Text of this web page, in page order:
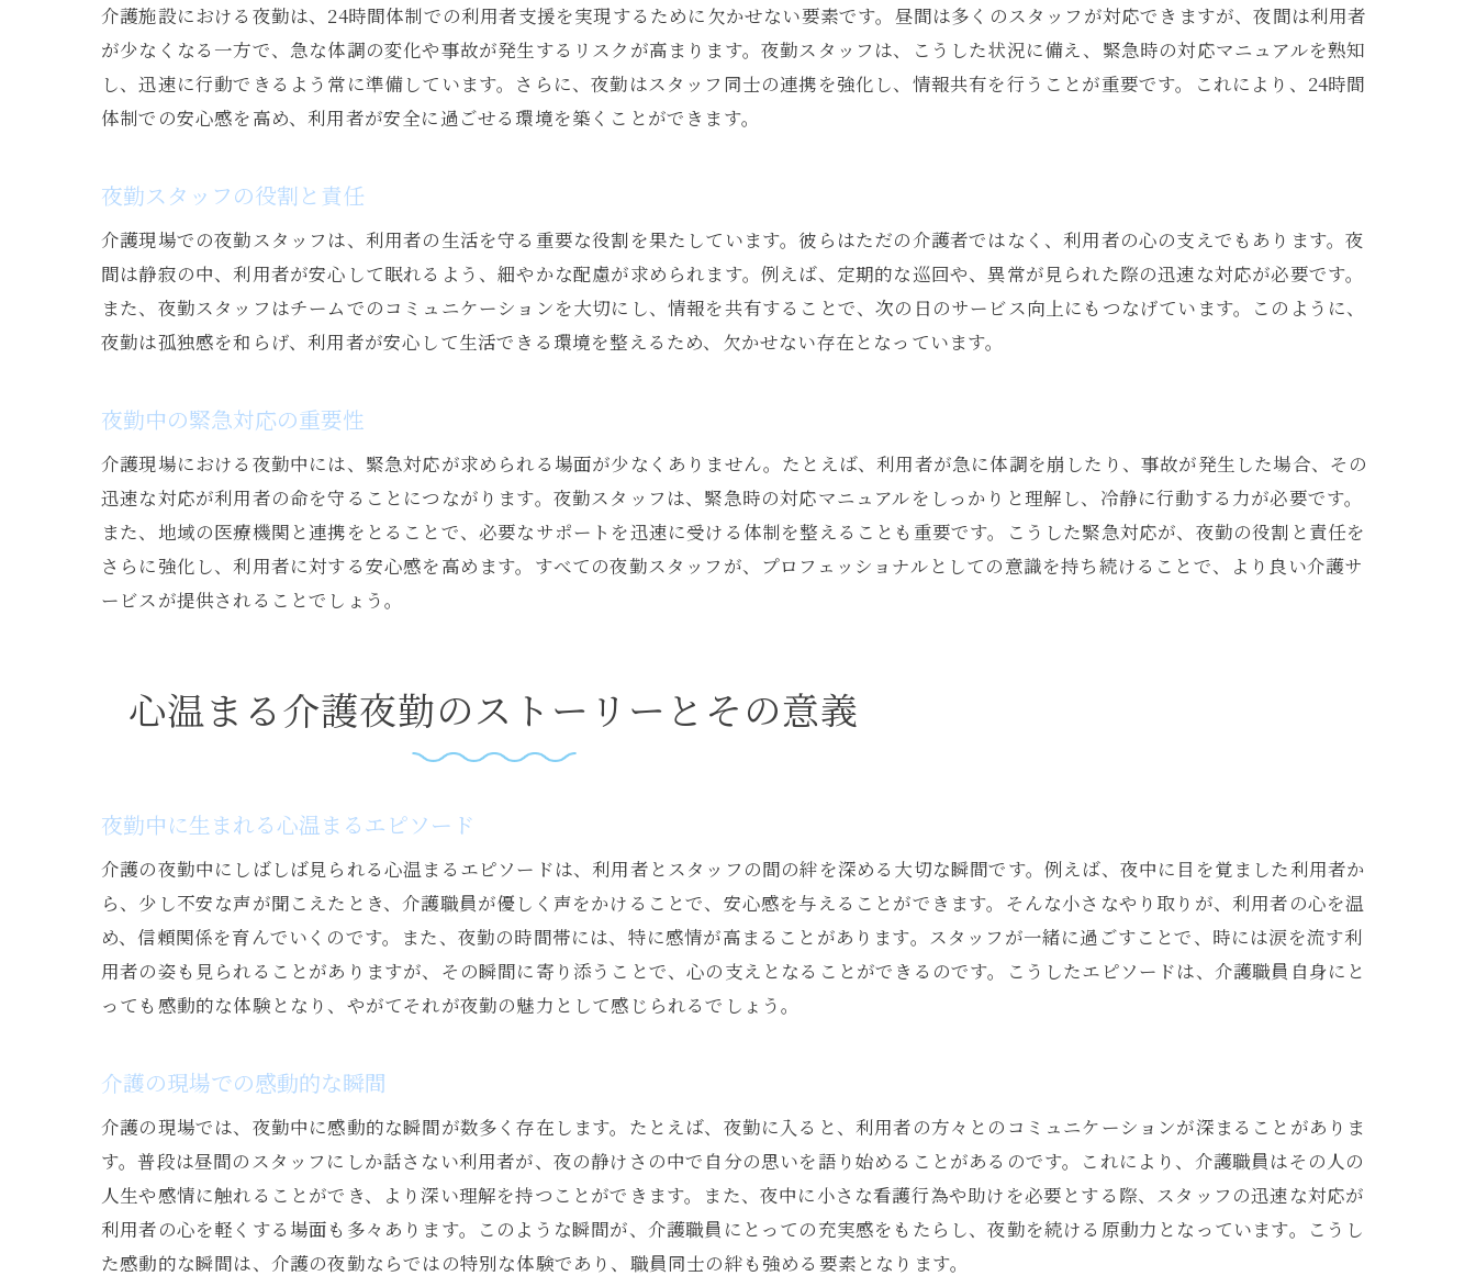
夜勤中のスムーズなチーム連携
チームワークがもたらす安心感
夜勤を支えるスタッフ同士の信頼
役割分担が生む夜勤の効率化
感動の瞬間介護夜勤で生まれる物語
夜勤中に起こる感動的な出来事
利用者とスタッフの心温まる交流
夜勤が生む感動のエピソード
感動を共有する夜勤の物語
介護夜勤が支える利用者の安全な生活
夜勤による利用者の安全確保
夜勤スタッフの役割と責務
夜勤で発見する新しい介護の価値
利用者視点での夜勤の意義
夜勤から学ぶ介護の革新
新たな介護の価値を創造する夜勤
夜勤が拓く介護の未来
介護施設における夜勤は、24時間体制での利用者支援を実現するために欠かせない要素です。昼間は多くのスタッフが対応できますが、夜間は利用者
が少なくなる一方で、急な体調の変化や事故が発生するリスクが高まります。夜勤スタッフは、こうした状況に備え、緊急時の対応マニュアルを熟知
し、迅速に行動できるよう常に準備しています。さらに、夜勤はスタッフ同士の連携を強化し、情報共有を行うことが重要です。これにより、24時間
体制での安心感を高め、利用者が安全に過ごせる環境を築くことができます。
夜勤スタッフの役割と責任
介護現場での夜勤スタッフは、利用者の生活を守る重要な役割を果たしています。彼らはただの介護者ではなく、利用者の心の支えでもあります。夜
間は静寂の中、利用者が安心して眠れるよう、細やかな配慮が求められます。例えば、定期的な巡回や、異常が見られた際の迅速な対応が必要です。
また、夜勤スタッフはチームでのコミュニケーションを大切にし、情報を共有することで、次の日のサービス向上にもつなげています。このように、
夜勤は孤独感を和らげ、利用者が安心して生活できる環境を整えるため、欠かせない存在となっています。
夜勤中の緊急対応の重要性
介護現場における夜勤中には、緊急対応が求められる場面が少なくありません。たとえば、利用者が急に体調を崩したり、事故が発生した場合、その
迅速な対応が利用者の命を守ることにつながります。夜勤スタッフは、緊急時の対応マニュアルをしっかりと理解し、冷静に行動する力が必要です。
また、地域の医療機関と連携をとることで、必要なサポートを迅速に受ける体制を整えることも重要です。こうした緊急対応が、夜勤の役割と責任を
さらに強化し、利用者に対する安心感を高めます。すべての夜勤スタッフが、プロフェッショナルとしての意識を持ち続けることで、より良い介護サ
ービスが提供されることでしょう。
心温まる介護夜勤のストーリーとその意義
夜勤中に生まれる心温まるエピソード
介護の夜勤中にしばしば見られる心温まるエピソードは、利用者とスタッフの間の絆を深める大切な瞬間です。例えば、夜中に目を覚ました利用者か
ら、少し不安な声が聞こえたとき、介護職員が優しく声をかけることで、安心感を与えることができます。そんな小さなやり取りが、利用者の心を温
め、信頼関係を育んでいくのです。また、夜勤の時間帯には、特に感情が高まることがあります。スタッフが一緒に過ごすことで、時には涙を流す利
用者の姿も見られることがありますが、その瞬間に寄り添うことで、心の支えとなることができるのです。こうしたエピソードは、介護職員自身にと
っても感動的な体験となり、やがてそれが夜勤の魅力として感じられるでしょう。
介護の現場での感動的な瞬間
介護の現場では、夜勤中に感動的な瞬間が数多く存在します。たとえば、夜勤に入ると、利用者の方々とのコミュニケーションが深まることがありま
す。普段は昼間のスタッフにしか話さない利用者が、夜の静けさの中で自分の思いを語り始めることがあるのです。これにより、介護職員はその人の
人生や感情に触れることができ、より深い理解を持つことができます。また、夜中に小さな看護行為や助けを必要とする際、スタッフの迅速な対応が
利用者の心を軽くする場面も多々あります。このような瞬間が、介護職員にとっての充実感をもたらし、夜勤を続ける原動力となっています。こうし
た感動的な瞬間は、介護の夜勤ならではの特別な体験であり、職員同士の絆も強める要素となります。